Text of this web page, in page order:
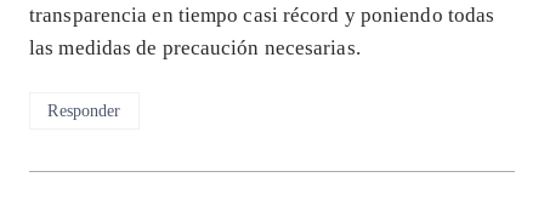
transparencia en tiempo casi récord y poniendo todas
las medidas de precaución necesarias.
Responder